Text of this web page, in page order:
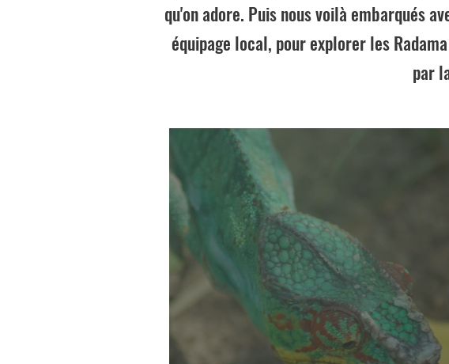
qu'on adore. Puis nous voilà embarqués
équipage local, pour explorer les
par